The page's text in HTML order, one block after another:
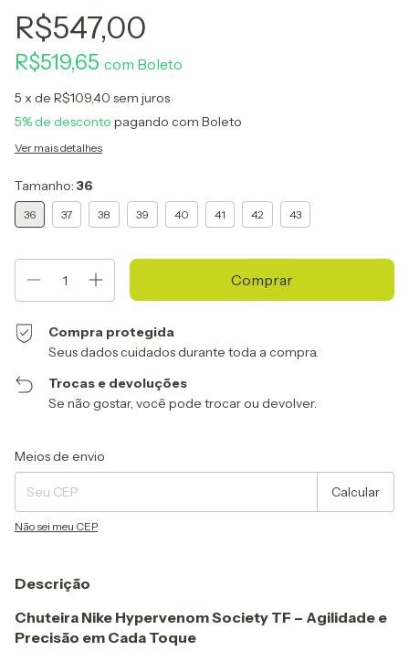
R$547,00
R$519,65 com Boleto
5 x de R$109,40 sem juros
5% de desconto pagando com Boleto
Ver mais detalhes
Tamanho: 36
36 37 38 39 40 41 42 43
Compra protegida
Seus dados cuidados durante toda a compra.
Trocas e devoluções
Se não gostar, você pode trocar ou devolver.
Entregas para o CEP:
Meios de envio
Calcular
Não sei meu CEP
Descrição
Chuteira Nike Hypervenom Society TF – Agilidade e
Precisão em Cada Toque